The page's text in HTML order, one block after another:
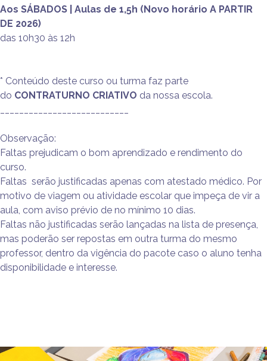
Aos SÁBADOS | Aulas de 1,5h (Novo horário A PARTIR
DE 2026)
das 10h30 às 12h
* Conteúdo deste curso ou turma faz parte
do CONTRATURNO CRIATIVO da nossa escola.
Observação:
Faltas prejudicam o bom aprendizado e rendimento do
curso.
Faltas serão justificadas apenas com atestado médico. Por
motivo de viagem ou atividade escolar que impeça de vir a
aula, com aviso prévio de no mínimo 10 dias.
Faltas não justificadas serão lançadas na lista de presença,
mas poderão ser repostas em outra turma do mesmo
professor, dentro da vigência do pacote caso o aluno tenha
disponibilidade e interesse.